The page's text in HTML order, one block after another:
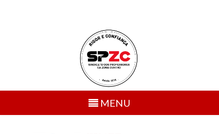
Toggle
navigation
MENU